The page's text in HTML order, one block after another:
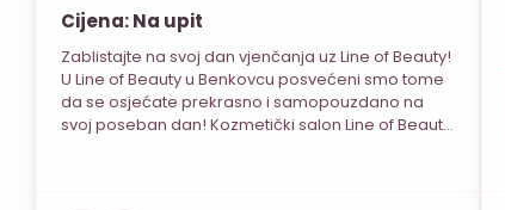
Cijena: Na upit
Zablistajte na svoj dan vjenčanja uz Line of Beauty!
U Line of Beauty u Benkovcu posvećeni smo tome
da se osjećate prekrasno i samopouzdano na
svoj poseban dan! Kozmetički salon Line of Beauty